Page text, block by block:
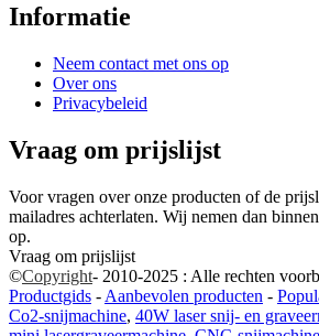
Informatie
Neem contact met ons op
Over ons
Privacybeleid
Vraag om prijslijst
Voor vragen over onze producten of de
mailadres achterlaten. Wij nemen dan
op.
Vraag om prijslijst
©Copyright- 2010-2025 : Alle rechten
Productgids - Aanbevolen producten -
Co2-snijmachine, 40W laser snij- en